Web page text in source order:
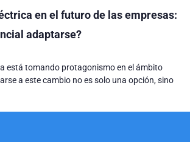
en el futuro de las empresas:
adaptarse?
está tomando protagonismo en el ámbito
a este cambio no es solo una opción, sino